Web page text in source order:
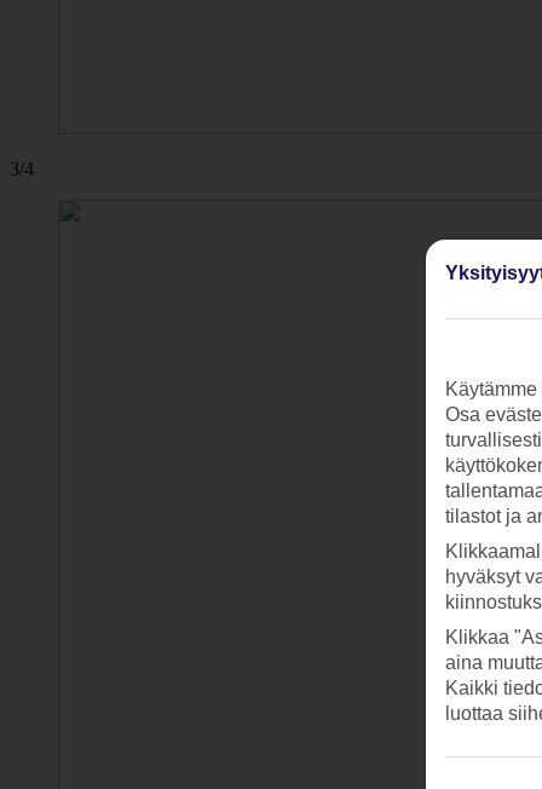
3/4
Osa
tilastot ja
hyväksyt
Klikkaa
aina
Kaikki
luottaa